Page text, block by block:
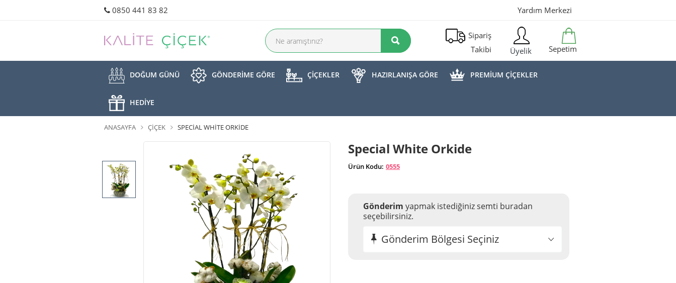
0850 441 83 82 Yardım Merkezi
Sipariş
Takibi
Üyelik Sepetim
DOĞUM GÜNÜ GÖNDERİME GÖRE ÇİÇEKLER HAZIRLANIŞA GÖRE PREMİUM ÇİÇEKLER
HEDİYE
ANASAYFA ÇIÇEK SPECIAL WHITE ORKIDE
Special White Orkide
Ürün Kodu: 0555
Gönderim yapmak istediğiniz semti buradan
seçebilirsiniz.
Gönderim Bölgesi Seçiniz